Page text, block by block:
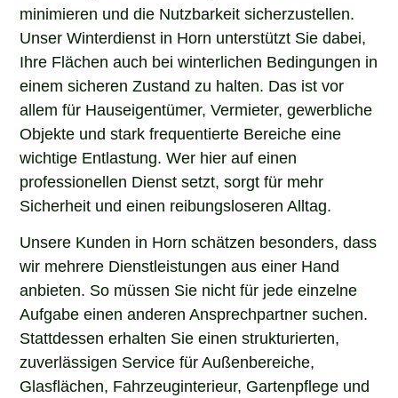
minimieren und die Nutzbarkeit sicherzustellen.
Unser Winterdienst in Horn unterstützt Sie dabei,
Ihre Flächen auch bei winterlichen Bedingungen in
einem sicheren Zustand zu halten. Das ist vor
allem für Hauseigentümer, Vermieter, gewerbliche
Objekte und stark frequentierte Bereiche eine
wichtige Entlastung. Wer hier auf einen
professionellen Dienst setzt, sorgt für mehr
Sicherheit und einen reibungsloseren Alltag.
Unsere Kunden in Horn schätzen besonders, dass
wir mehrere Dienstleistungen aus einer Hand
anbieten. So müssen Sie nicht für jede einzelne
Aufgabe einen anderen Ansprechpartner suchen.
Stattdessen erhalten Sie einen strukturierten,
zuverlässigen Service für Außenbereiche,
Glasflächen, Fahrzeuginterieur, Gartenpflege und